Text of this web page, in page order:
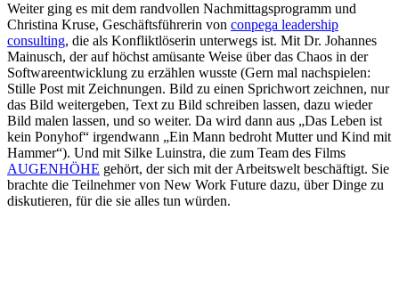
Weiter ging es mit dem randvollen Nachmittagsprogramm und
Christina Kruse, Geschäftsführerin von conpega leadership
consulting, die als Konfliktlöserin unterwegs ist. Mit Dr. Johannes
Mainusch, der auf höchst amüsante Weise über das Chaos in der
Softwareentwicklung zu erzählen wusste (Gern mal nachspielen:
Stille Post mit Zeichnungen. Bild zu einen Sprichwort zeichnen, nur
das Bild weitergeben, Text zu Bild schreiben lassen, dazu wieder
Bild malen lassen, und so weiter. Da wird dann aus „Das Leben ist
kein Ponyhof“ irgendwann „Ein Mann bedroht Mutter und Kind mit
Hammer“). Und mit Silke Luinstra, die zum Team des Films
AUGENHÖHE gehört, der sich mit der Arbeitswelt beschäftigt. Sie
brachte die Teilnehmer von New Work Future dazu, über Dinge zu
diskutieren, für die sie alles tun würden.